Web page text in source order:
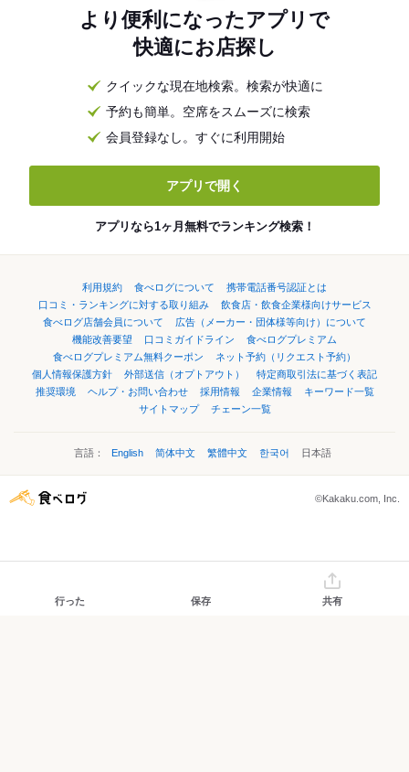
より便利になったアプリで
快適にお店探し
クイックな現在地検索。検索が快適に
予約も簡単。空席をスムーズに検索
会員登録なし。すぐに利用開始
アプリで開く
アプリなら1ヶ月無料でランキング検索！
利用規約 食べログについて
携帯電話番号認証とは
口コミ・ランキングに対する取り組み
飲食店・飲食企業様向けサービス
食べログ店舗会員について
広告（メーカー・団体様等向け）について
機能改善要望
口コミガイドライン
食べログプレミアム
食べログプレミアム無料クーポン
ネット予約（リクエスト予約）
個人情報保護方針
外部送信（オプトアウト）
特定商取引法に基づく表記
推奨環境
ヘルプ・お問い合わせ 採用情報 企業情報
キーワード一覧
サイトマップ
チェーン一覧
言語： English 简体中文 繁體中文 한국어 日本語
©Kakaku.com, Inc.
行った 保存 共有